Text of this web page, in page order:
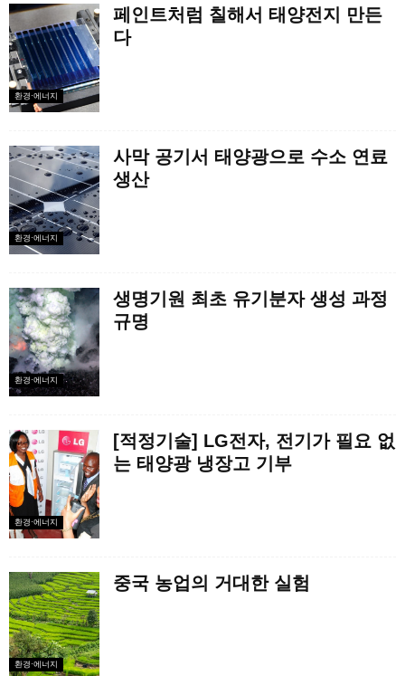
환경·에너지
페인트처럼 칠해서 태양전지 만든
다
환경·에너지
사막 공기서 태양광으로 수소 연료
생산
환경·에너지
생명기원 최초 유기분자 생성 과정
규명
환경·에너지
[적정기술] LG전자, 전기가 필요 없
는 태양광 냉장고 기부
환경·에너지
중국 농업의 거대한 실험